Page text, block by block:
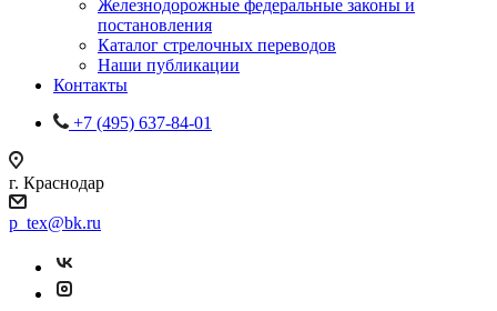
Железнодорожные федеральные законы и
постановления
Каталог стрелочных переводов
Наши публикации
Контакты
+7 (495) 637-84-01
г. Краснодар
p_tex@bk.ru